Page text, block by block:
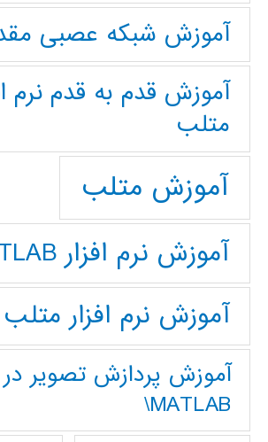
آموزش شبکه عصبی
آموزش قدم به قدم نرم
متلب
آموزش متلب
آموزش نرم افزار MATLAB
آموزش نرم افزار متلب
آموزش پردازش تصوير در
MATLAB\